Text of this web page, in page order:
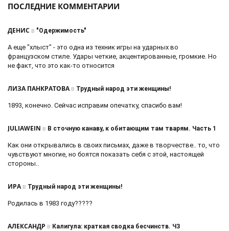
ПОСЛЕДНИЕ КОММЕНТАРИИ
ДЕНИС в "Одержимость"
А еще "хлыст" - это одна из техник игры на ударных во
французском стиле. Удары четкие, акцентированные, громкие. Но
не факт, что это как-то относится
ЛИЗА ПАНКРАТОВА в Трудный народ эти женщины!
1893, конечно. Сейчас исправим опечатку, спасибо вам!
JULIAWEIN в В сточную канаву, к обитающим там тварям. Часть 1
Как они открывались в своих письмах, даже в творчестве.. то, что
чувствуют многие, но боятся показать себя с этой, настоящей
стороны..
ИРА в Трудный народ эти женщины!
Родилась в 1983 году?????
АЛЕКСАНДР в Калигула: краткая сводка бесчинств. Ч3